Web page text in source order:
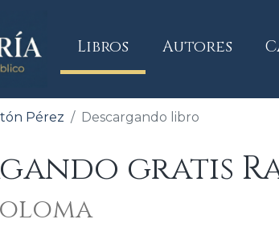
Libros(current)
Autores
Pérez Descargando libro
gratis